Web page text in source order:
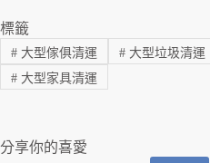
標籤
#大型傢俱清運 #大型垃圾清運
#大型家具清運
分享你的喜愛